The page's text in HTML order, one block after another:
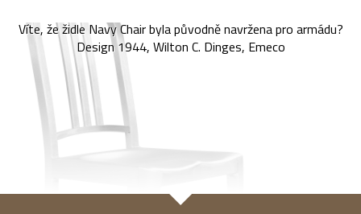
Víte, že židle Navy Chair byla původně navržena pro armádu?
Design 1944, Wilton C. Dinges, Emeco